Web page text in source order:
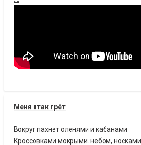
Меня итак прёт
Вокруг пахнет оленями и кабанами
Кроссовками мокрыми, небом, носками